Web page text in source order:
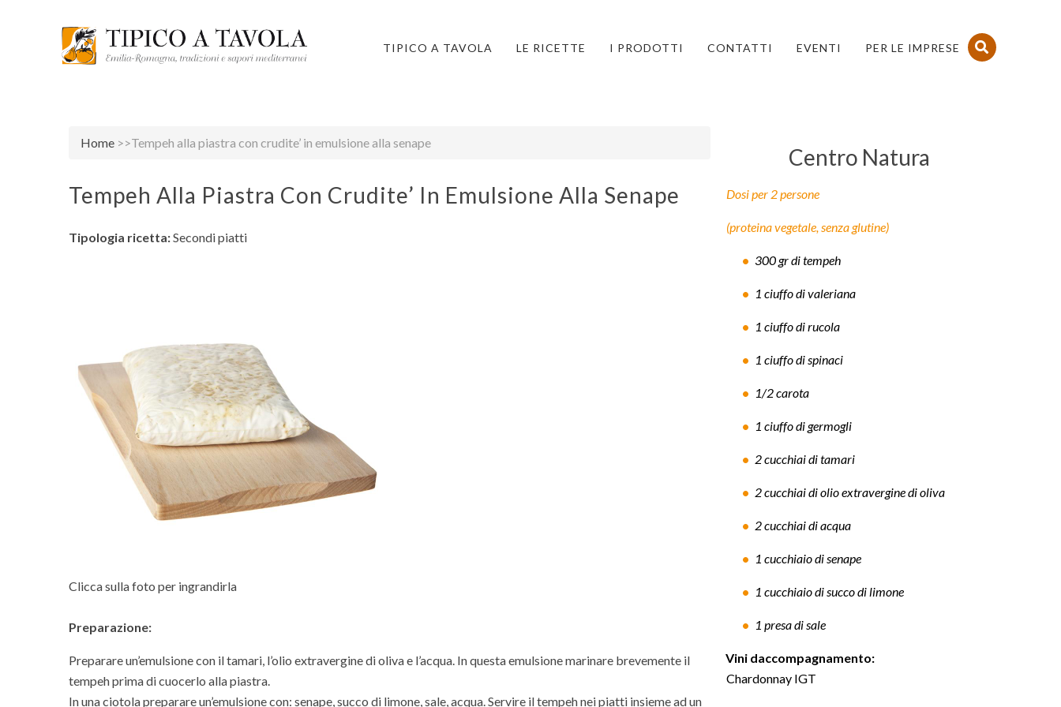
TIPICO A TAVOLA LE RICETTE I PRODOTTI CONTATTI EVENTI PER LE IMPRESE
Home >>Tempeh alla piastra con crudite’ in emulsione alla senape
Clicca sulla foto per ingrandirla
Tempeh Alla Piastra Con Crudite’ In Emulsione Alla Senape
Tipologia ricetta:Secondi piatti
Preparazione:
Preparare un’emulsione con il tamari, l’olio extravergine di oliva e l’acqua. In questa emulsione marinare brevemente il
tempeh prima di cuocerlo alla piastra.
In una ciotola preparare un’emulsione con: senape, succo di limone, sale, acqua. Servire il tempeh nei piatti insieme ad un
Centro Natura
Dosi per 2 persone
(proteina vegetale, senza glutine)
300 gr di tempeh
1 ciuffo di valeriana
1 ciuffo di rucola
1 ciuffo di spinaci
1/2 carota
1 ciuffo di germogli
2 cucchiai di tamari
2 cucchiai di olio extravergine di oliva
2 cucchiai di acqua
1 cucchiaio di senape
1 cucchiaio di succo di limone
1 presa di sale
Vini daccompagnamento:
Chardonnay IGT